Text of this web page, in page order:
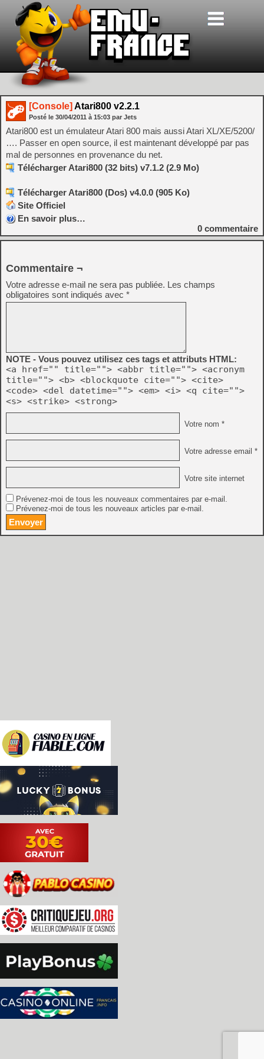
[Console] Atari800 v2.2.1
Posté le 30/04/2011 à 15:03 par Jets
Atari800 est un émulateur Atari 800 mais aussi Atari XL/XE/5200/
…. Passer en open source, il est maintenant développé par pas
mal de personnes en provenance du net.
Télécharger Atari800 (32 bits) v7.1.2 (2.9 Mo)
Télécharger Atari800 (Dos) v4.0.0 (905 Ko)
Site Officiel
En savoir plus…
0 commentaire
Commentaire ¬
Votre adresse e-mail ne sera pas publiée. Les champs
obligatoires sont indiqués avec *
NOTE - Vous pouvez utilisez ces tags et attributs HTML:
<a href="" title=""> <abbr title=""> <acronym
title=""> <b> <blockquote cite=""> <cite>
<code> <del datetime=""> <em> <i> <q cite="">
<s> <strike> <strong>
Votre nom *
Votre adresse email *
Votre site internet
Prévenez-moi de tous les nouveaux commentaires par e-mail.
Prévenez-moi de tous les nouveaux articles par e-mail.